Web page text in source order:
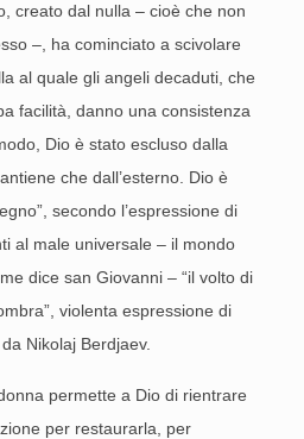
creato dal nulla – cioè che non
–, ha cominciato a scivolare
al quale gli angeli decaduti, che
facilità, danno una consistenza
Dio è stato escluso dalla
che dall’esterno. Dio è
secondo l’espressione di
al male universale – il mondo
dice san Giovanni – “il volto di
violenta espressione di
Nikolaj Berdjaev.
permette a Dio di rientrare
per restaurarla, per